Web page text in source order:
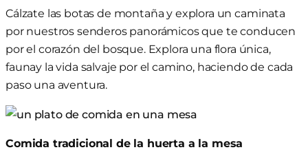
Cálzate las botas de montaña y explora uncaminata
por nuestros senderos panorámicos que te conducen
por el corazón del bosque. Explora una flora única,
faunay la vida salvaje por el camino, haciendo de cada
paso una aventura.
Comida tradicional de la huerta a la mesa